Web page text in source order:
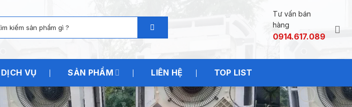
Tư vấn bán
hàng
0914.617.089
DỊCH VỤ SẢN PHẨM LIÊN HỆ TOP LIST